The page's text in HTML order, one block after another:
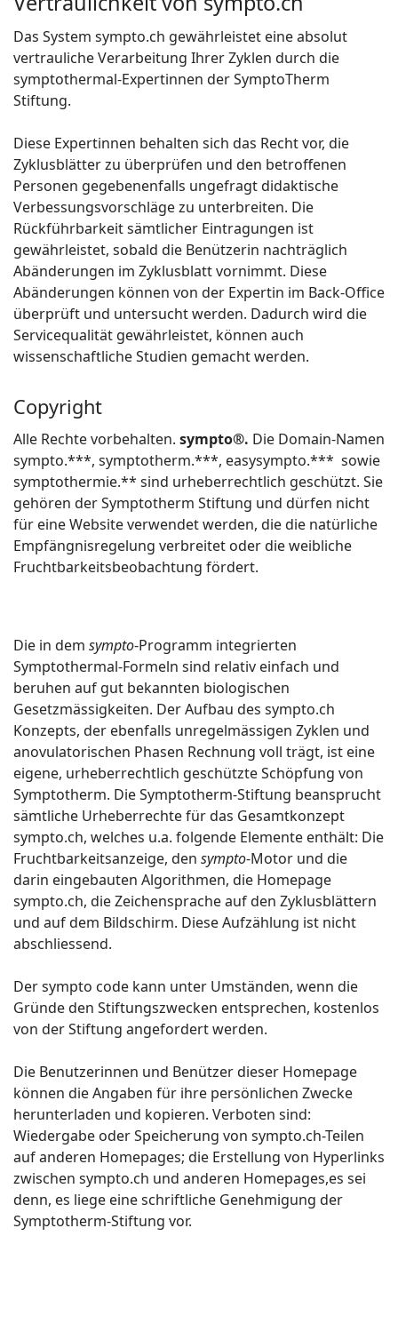
Das System sympto.ch gewährleistet eine absolut
vertrauliche Verarbeitung Ihrer Zyklen durch die
symptothermal-Expertinnen der SymptoTherm
Stiftung.
Diese Expertinnen behalten sich das Recht vor, die
Zyklusblätter zu überprüfen und den betroffenen
Personen gegebenenfalls ungefragt didaktische
Verbessungsvorschläge zu unterbreiten. Die
Rückführbarkeit sämtlicher Eintragungen ist
gewährleistet, sobald die Benützerin nachträglich
Abänderungen im Zyklusblatt vornimmt. Diese
Abänderungen können von der Expertin im Back-Office
überprüft und untersucht werden. Dadurch wird die
Servicequalität gewährleistet, können auch
wissenschaftliche Studien gemacht werden.
Copyright
Alle Rechte vorbehalten. sympto®. Die Domain-Namen
sympto.***, symptotherm.***, easysympto.*** sowie
symptothermie.** sind urheberrechtlich geschützt. Sie
gehören der Symptotherm Stiftung und dürfen nicht
für eine Website verwendet werden, die die natürliche
Empfängnisregelung verbreitet oder die weibliche
Fruchtbarkeitsbeobachtung fördert.
Die in dem sympto-Programm integrierten
Symptothermal-Formeln sind relativ einfach und
beruhen auf gut bekannten biologischen
Gesetzmässigkeiten. Der Aufbau des sympto.ch
Konzepts, der ebenfalls unregelmässigen Zyklen und
anovulatorischen Phasen Rechnung voll trägt, ist eine
eigene, urheberrechtlich geschützte Schöpfung von
Symptotherm. Die Symptotherm-Stiftung beansprucht
sämtliche Urheberrechte für das Gesamtkonzept
sympto.ch, welches u.a. folgende Elemente enthält: Die
Fruchtbarkeitsanzeige, den sympto-Motor und die
darin eingebauten Algorithmen, die Homepage
sympto.ch, die Zeichensprache auf den Zyklusblättern
und auf dem Bildschirm. Diese Aufzählung ist nicht
abschliessend.
Der sympto code kann unter Umständen, wenn die
Gründe den Stiftungszwecken entsprechen, kostenlos
von der Stiftung angefordert werden.
Die Benutzerinnen und Benützer dieser Homepage
können die Angaben für ihre persönlichen Zwecke
herunterladen und kopieren. Verboten sind:
Wiedergabe oder Speicherung von sympto.ch-Teilen
auf anderen Homepages; die Erstellung von Hyperlinks
zwischen sympto.ch und anderen Homepages,es sei
denn, es liege eine schriftliche Genehmigung der
Symptotherm-Stiftung vor.